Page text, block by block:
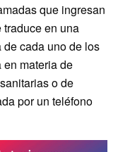
que ingresan
en una
cada uno de los
materia de
o de
por un teléfono